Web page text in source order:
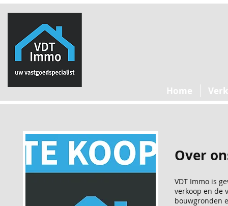
Home
Over
VDT Immo is
verkoop en de
bouwgronden